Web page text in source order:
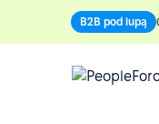
B2B pod lupą